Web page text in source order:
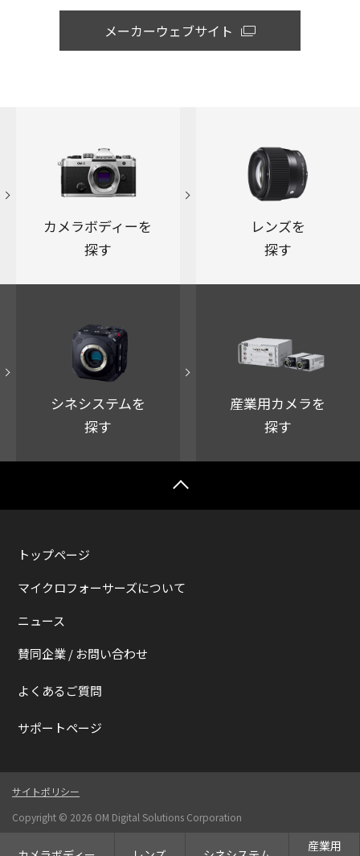
産業用
メーカーウェブサイト
カメラボディーを
探す
レンズを
探す
シネシステムを
探す
産業用カメラを
探す
トップページ
マイクロフォーサーズについて
ニュース
賛同企業 / お問い合わせ
よくあるご質問
サポートページ
Copyright © 2026 OM Digital Solutions Corporation
サイトポリシー